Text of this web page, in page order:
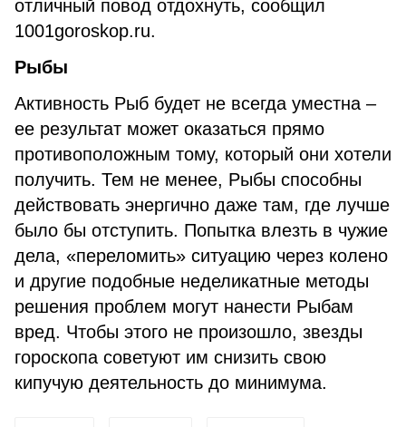
отличный повод отдохнуть, сообщил
1001goroskop.ru.
Рыбы
Активность Рыб будет не всегда уместна –
ее результат может оказаться прямо
противоположным тому, который они хотели
получить. Тем не менее, Рыбы способны
действовать энергично даже там, где лучше
было бы отступить. Попытка влезть в чужие
дела, «переломить» ситуацию через колено
и другие подобные неделикатные методы
решения проблем могут нанести Рыбам
вред. Чтобы этого не произошло, звезды
гороскопа советуют им снизить свою
кипучую деятельность до минимума.